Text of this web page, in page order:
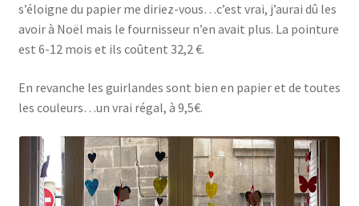
s’éloigne du papier me diriez-vous…c’est vrai, j’aurai dû les
avoir à Noël mais le fournisseur n’en avait plus. La pointure
est 6-12 mois et ils coûtent 32,2 €.
En revanche les guirlandes sont bien en papier et de toutes
les couleurs…un vrai régal, à 9,5€.